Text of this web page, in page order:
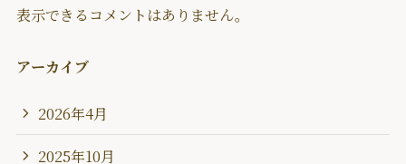
表示できるコメントはありません。
アーカイブ
2026年4月
2025年10月